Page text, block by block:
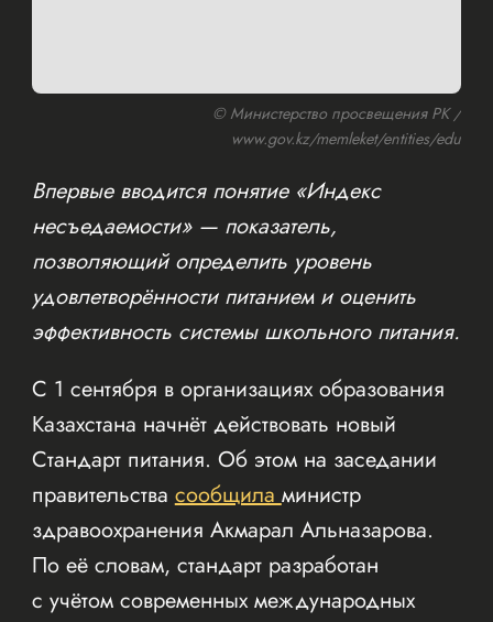
© Министерство просвещения РК /
www.gov.kz/memleket/entities/edu
Впервые вводится понятие «Индекс
несъедаемости» — показатель,
позволяющий определить уровень
удовлетворённости питанием и оценить
эффективность системы школьного питания.
С 1 сентября в организациях образования
Казахстана начнёт действовать новый
Стандарт питания. Об этом на заседании
правительства сообщила министр
здравоохранения Акмарал Альназарова.
По её словам, стандарт разработан
с учётом современных международных